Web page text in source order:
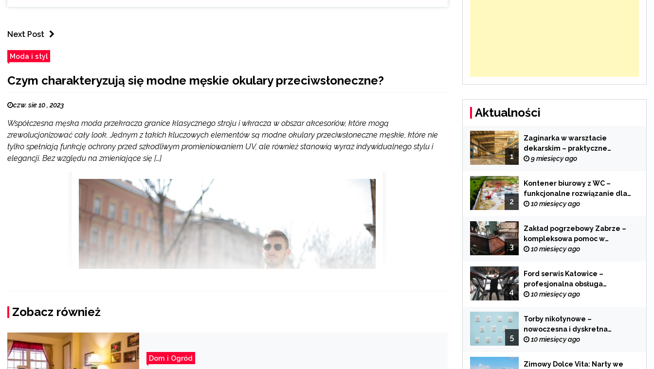
Next Post
Moda i styl
Czym charakteryzują się modne męskie okulary przeciwsłoneczne?
czw. sie 10 , 2023
Współczesna męska moda przekracza granice klasycznego stroju i wkracza w obszar akcesoriów, które mogą
zrewolucjonizować cały look. Jednym z takich kluczowych elementów są modne okulary przeciwsłoneczne męskie, które nie
tylko spełniają funkcję ochrony przed szkodliwym promieniowaniem UV, ale również stanowią wyraz indywidualnego stylu i
elegancji. Bez względu na zmieniające się […]
Zobacz również
Dom i Ogród
Aktualności
1
Zaginarka w warsztacie
dekarskim – praktyczne
zastosowania
9 miesięcy ago
2
Kontener biurowy z WC –
funkcjonalne rozwiązanie dla
każdej branży
10 miesięcy ago
3
Zakład pogrzebowy Zabrze –
kompleksowa pomoc w
trudnych chwilach
10 miesięcy ago
4
Ford serwis Katowice –
profesjonalna obsługa
Twojego samochodu
10 miesięcy ago
5
Torby nikotynowe –
nowoczesna i dyskretna
alternatywa dla tradycyjnego
10 miesięcy ago
Zimowy Dolce Vita: Narty we